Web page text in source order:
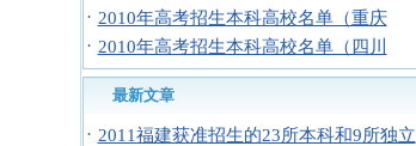
· 2010年高考招生本科高校名单（重庆
· 2010年高考招生本科高校名单（四川
最新文章
· 2011福建获准招生的23所本科和9所独立